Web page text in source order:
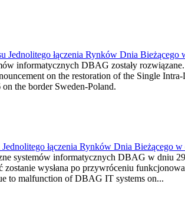
Jednolitego łączenia Rynków Dnia Bieżącego
informatycznych DBAG zostały
on the restoration of the Single
the border Sweden-Poland.
łączenia Rynków Dnia Bieżącego
systemów informatycznych DBAG w dniu
wysłana po przywróceniu
to malfunction of DBAG IT systems on...